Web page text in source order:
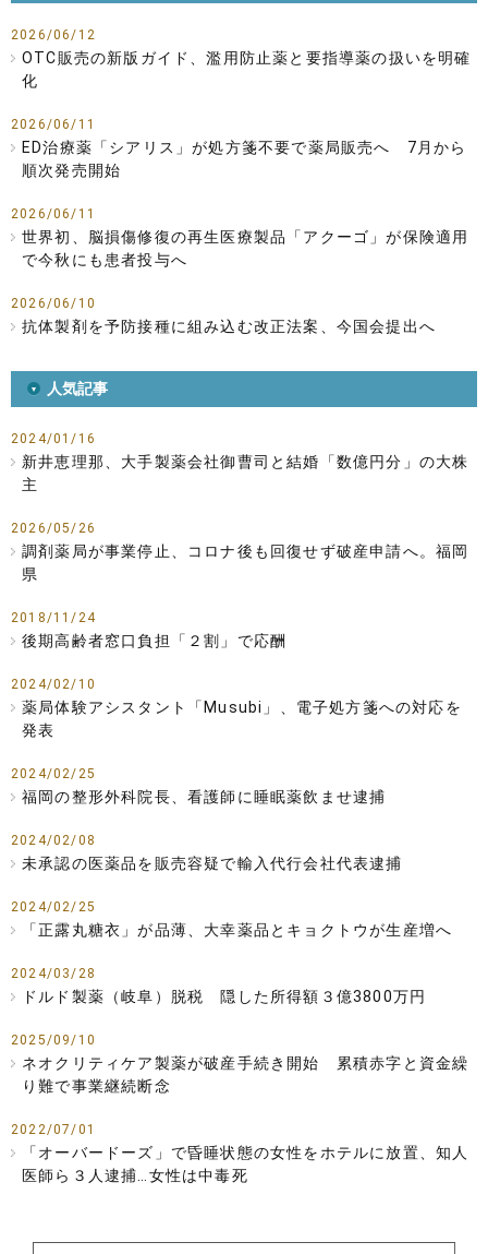
2026/06/12
OTC販売の新版ガイド、濫用防止薬と要指導薬の扱いを明確
化
2026/06/11
ED治療薬「シアリス」が処方箋不要で薬局販売へ 7月から
順次発売開始
2026/06/11
世界初、脳損傷修復の再生医療製品「アクーゴ」が保険適用
で今秋にも患者投与へ
2026/06/10
抗体製剤を予防接種に組み込む改正法案、今国会提出へ
人気記事
2024/01/16
新井恵理那、大手製薬会社御曹司と結婚「数億円分」の大株
主
2026/05/26
調剤薬局が事業停止、コロナ後も回復せず破産申請へ。福岡
県
2018/11/24
後期高齢者窓口負担「２割」で応酬
2024/02/10
薬局体験アシスタント「Musubi」、電子処方箋への対応を
発表
2024/02/25
福岡の整形外科院長、看護師に睡眠薬飲ませ逮捕
2024/02/08
未承認の医薬品を販売容疑で輸入代行会社代表逮捕
2024/02/25
「正露丸糖衣」が品薄、大幸薬品とキョクトウが生産増へ
2024/03/28
ドルド製薬（岐阜）脱税 隠した所得額３億3800万円
2025/09/10
ネオクリティケア製薬が破産手続き開始 累積赤字と資金繰
り難で事業継続断念
2022/07/01
「オーバードーズ」で昏睡状態の女性をホテルに放置、知人
医師ら３人逮捕…女性は中毒死